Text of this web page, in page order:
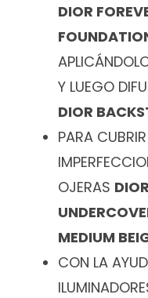
DIOR
Y LUEGO
DIOR
PARA
OJERAS
MEDIUM
CON LA